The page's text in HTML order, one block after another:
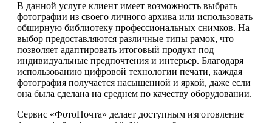
В данной услуге клиент имеет возможность выбрать
фотографии из своего личного архива или использовать
обширную библиотеку профессиональных снимков. На
выбор предоставляются различные типы рамок, что
позволяет адаптировать итоговый продукт под
индивидуальные предпочтения и интерьер. Благодаря
использованию цифровой технологии печати, каждая
фотография получается насыщенной и яркой, даже если
она была сделана на среднем по качеству оборудовании.
Сервис «ФотоПочта» делает доступным изготовление